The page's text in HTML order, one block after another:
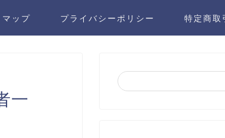
ップ プライバシーポリシー 特定商取
一